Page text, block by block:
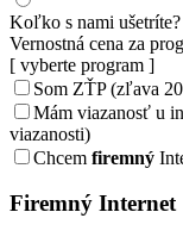
Koľko s nami ušetríte?
Vernostná cena za
[ vyberte program ]
Som ZŤP (zľava
Mám viazanosť u
viazanosti)
Chcem firemný
Firemný Internet